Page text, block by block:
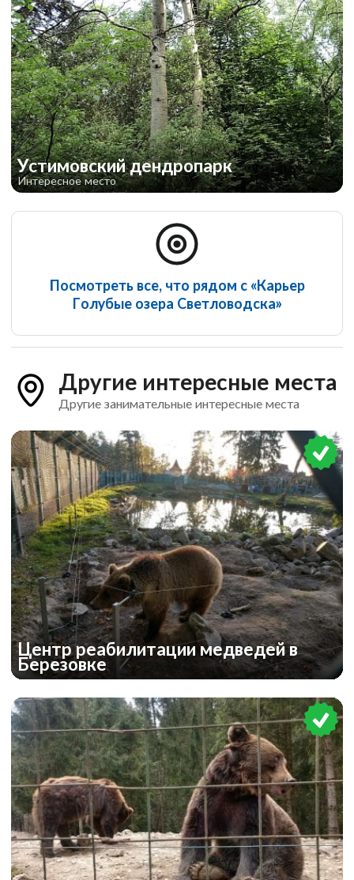
Устимовский дендропарк
Интересное место
Посмотреть все, что рядом с «Карьер
Голубые озера Светловодска»
Другие интересные места
Другие занимательные интересные места
Центр реабилитации медведей в
Березовке